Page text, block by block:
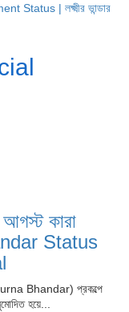
| লক্ষ্মীর ভান্ডার
আগস্ট কারা
Status
Bhandar) প্রকল্পে
হয়ে...